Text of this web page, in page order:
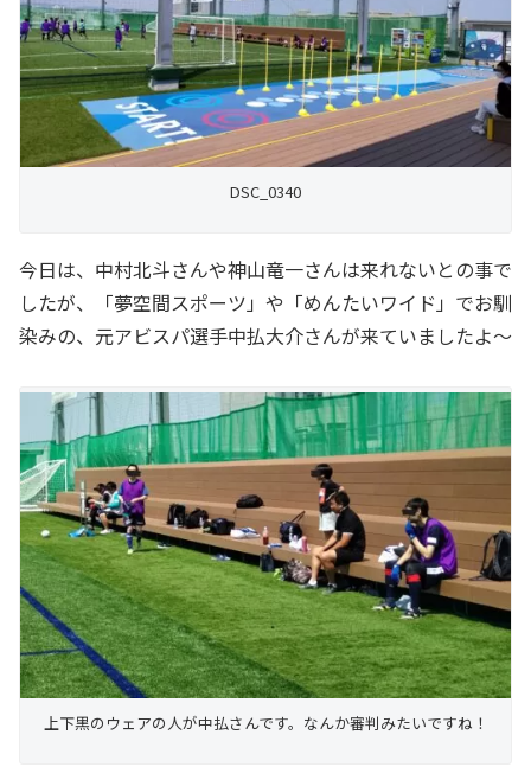
DSC_0340
今日は、中村北斗さんや神山竜一さんは来れないとの事で
したが、「夢空間スポーツ」や「めんたいワイド」でお馴
染みの、元アビスパ選手中払大介さんが来ていましたよ～
上下黒のウェアの人が中払さんです。なんか審判みたいですね！